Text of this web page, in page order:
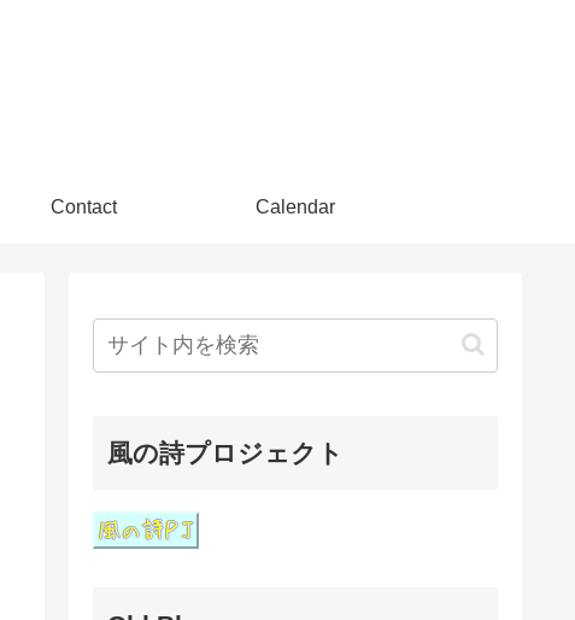
Contact Calendar
風の詩プロジェクト